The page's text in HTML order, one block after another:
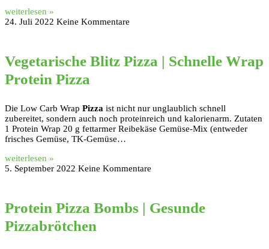
weiterlesen »
24. Juli 2022 Keine Kommentare
Vegetarische Blitz Pizza | Schnelle Wrap
Protein Pizza
Die Low Carb Wrap Pizza ist nicht nur unglaublich schnell
zubereitet, sondern auch noch proteinreich und kalorienarm. Zutaten
1 Protein Wrap 20 g fettarmer Reibekäse Gemüse-Mix (entweder
frisches Gemüse, TK-Gemüse…
weiterlesen »
5. September 2022 Keine Kommentare
Protein Pizza Bombs | Gesunde
Pizzabrötchen